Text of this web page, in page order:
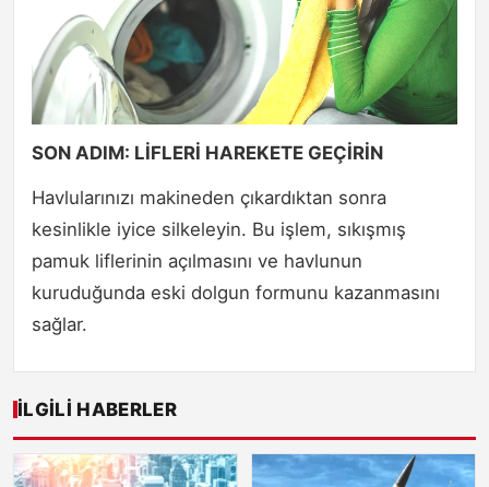
SON ADIM: LİFLERİ HAREKETE GEÇİRİN
Havlularınızı makineden çıkardıktan sonra
kesinlikle iyice silkeleyin. Bu işlem, sıkışmış
pamuk liflerinin açılmasını ve havlunun
kuruduğunda eski dolgun formunu kazanmasını
sağlar.
İLGILI HABERLER